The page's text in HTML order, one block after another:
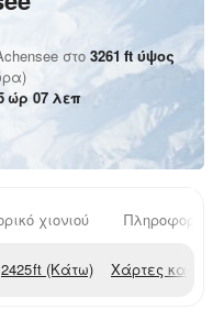
στο 3261 ftύψος
ώρ 07 λεπ
χιονιού
2425ft (Κάτω) Χάρτες